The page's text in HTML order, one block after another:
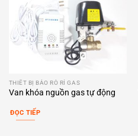
THIẾT BỊ BÁO RÒ RỈ GAS
Van khóa nguồn gas tự động
ĐỌC TIẾP